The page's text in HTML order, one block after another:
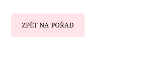
ZPĚT NA POŘAD